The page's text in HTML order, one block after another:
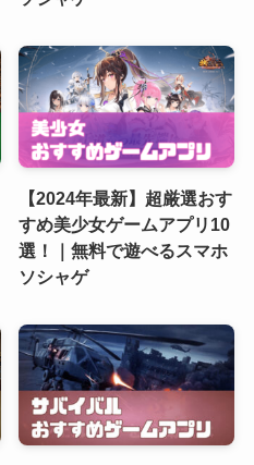
【2024年最新】超厳選おす
すめ美少女ゲームアプリ10
選！｜無料で遊べるスマホ
ソシャゲ